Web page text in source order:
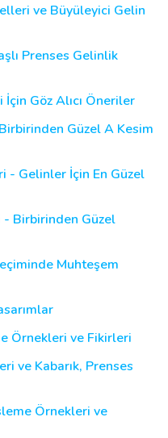
ve Büyüleyici Gelin
Prenses Gelinlik
Göz Alıcı Öneriler
Güzel A Kesim
- Gelinler İçin En Güzel
Birbirinden Güzel
Muhteşem
Örnekleri ve Fikirleri
ve Kabarık, Prenses
Örnekleri ve